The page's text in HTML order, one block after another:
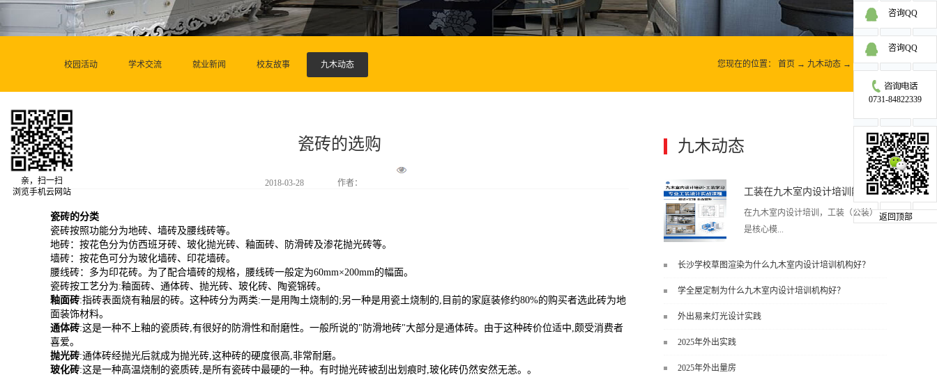
校园活动 学术交流 就业新闻 校友故事 九木动态 您现在的位置： 首页 → 九木动态 → 九木动态
九木动态 更多>>
工装在九木室内设计培训能学到东西吗?
在九木室内设计培训，工装（公装）
是核心模...
直接用于工作的东西，不是泛泛而
谈，而是从规范、软件、材料、施工
长沙学校草图渲染为什么九木室内设计培训机构好？
学全屋定制为什么九木室内设计培训机构好？
外出易来灯光设计实践
2025年外出实践
2025年外出量房
瓷砖的选购
2018-03-28 作者：
瓷砖的分类
瓷砖按照功能分为地砖、墙砖及腰线砖等。
地砖：按花色分为仿西班牙砖、玻化抛光砖、釉面砖、防滑砖及渗花抛光砖等。
墙砖：按花色可分为玻化墙砖、印花墙砖。
腰线砖：多为印花砖。为了配合墙砖的规格，腰线砖一般定为60mm×200mm的幅面。
瓷砖按工艺分为:釉面砖、通体砖、抛光砖、玻化砖、陶瓷锦砖。
釉面砖:指砖表面烧有釉层的砖。这种砖分为两类:一是用陶土烧制的;另一种是用瓷土烧制的,目前的家庭装修约80%的购买者选此砖为地
面装饰材料。
通体砖:这是一种不上釉的瓷质砖,有很好的防滑性和耐磨性。一般所说的"防滑地砖"大部分是通体砖。由于这种砖价位适中,颇受消费者
喜爱。
抛光砖:通体砖经抛光后就成为抛光砖,这种砖的硬度很高,非常耐磨。
玻化砖:这是一种高温烧制的瓷质砖,是所有瓷砖中最硬的一种。有时抛光砖被刮出划痕时,玻化砖仍然安然无恙。。
咨询QQ
咨询QQ
0731-84822339
返回顶部
亲，扫一扫
浏览手机云网站